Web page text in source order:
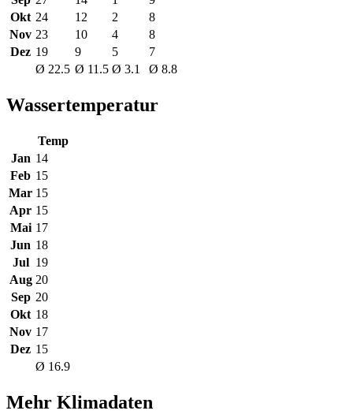
Okt 24 12 2
8
Nov 23 10 4
8
Dez 19 9 5
7
Ø 22.5 Ø 11.5 Ø 3.1 Ø 8.8
Wassertemperatur
Temp
Jan 14
Feb 15
Mar 15
Apr 15
Mai 17
Jun 18
Jul 19
Aug 20
Sep 20
Okt 18
Nov 17
Dez 15
Ø 16.9
Mehr Klimadaten